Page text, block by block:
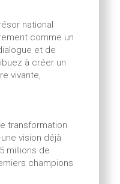
national
comme un
et de
à créer un
vivante,
transformation
vision déjà
millions de
champions